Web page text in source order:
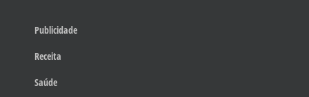
Publicidade
Receita
Saúde